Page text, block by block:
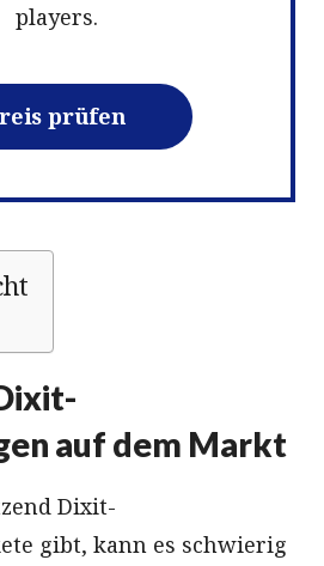
players.
prüfen
auf dem Markt
Dixit-
gibt, kann es schwierig